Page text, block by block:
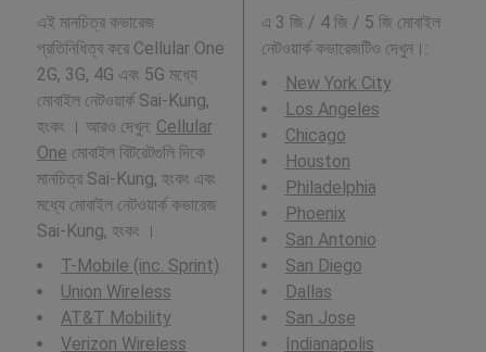
এই মানচিত্র কভারেজ
প্রতিনিধিত্ব করে Cellular One
2G, 3G, 4G এবং 5G মধ্যে
মোবাইল নেটওয়ার্ক Sai-Kung,
হংকং । আরও দেখুন: Cellular
One মোবাইল বিটরেটগুলি দিকে
মানচিত্র Sai-Kung, হংকং এবং
মধ্যে মোবাইল নেটওয়ার্ক কভারেজ
Sai-Kung, হংকং ।
T-Mobile (inc. Sprint)
Union Wireless
AT&T Mobility
Verizon Wireless
এ 3 জি / 4 জি / 5 জি মোবাইল
নেটওয়ার্ক কভারেজটিও দেখুন।:
New York City
Los Angeles
Chicago
Houston
Philadelphia
Phoenix
San Antonio
San Diego
Dallas
San Jose
Indianapolis